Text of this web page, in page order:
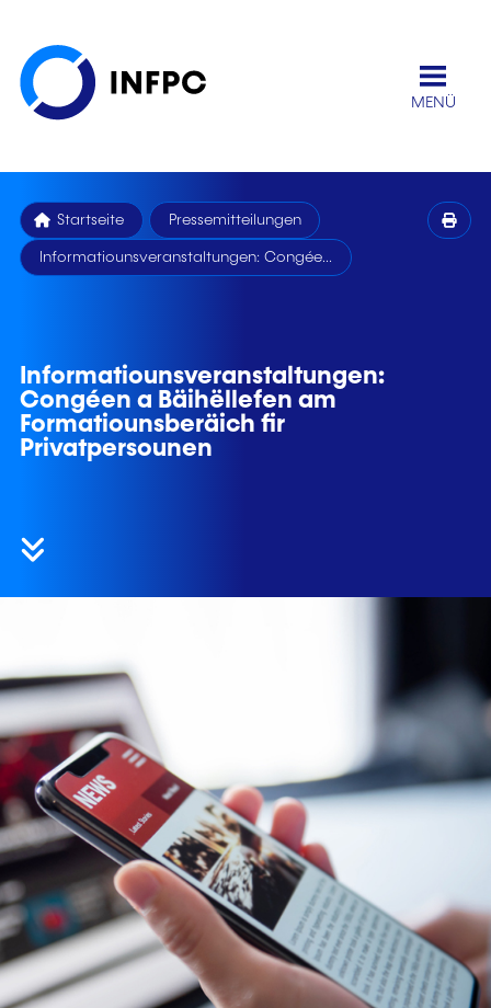
MENÜ
Startseite Pressemitteilungen
Informatiounsveranstaltungen: Congée...
Informatiounsveranstaltungen:
Congéen a Bäihëllefen am
Formatiounsberäich fir
Privatpersounen